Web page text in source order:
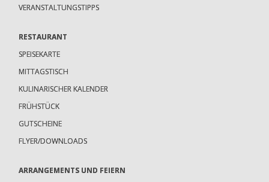
VERANSTALTUNGSTIPPS
RESTAURANT
SPEISEKARTE
MITTAGSTISCH
KULINARISCHER KALENDER
FRÜHSTÜCK
GUTSCHEINE
FLYER/DOWNLOADS
ARRANGEMENTS UND FEIERN